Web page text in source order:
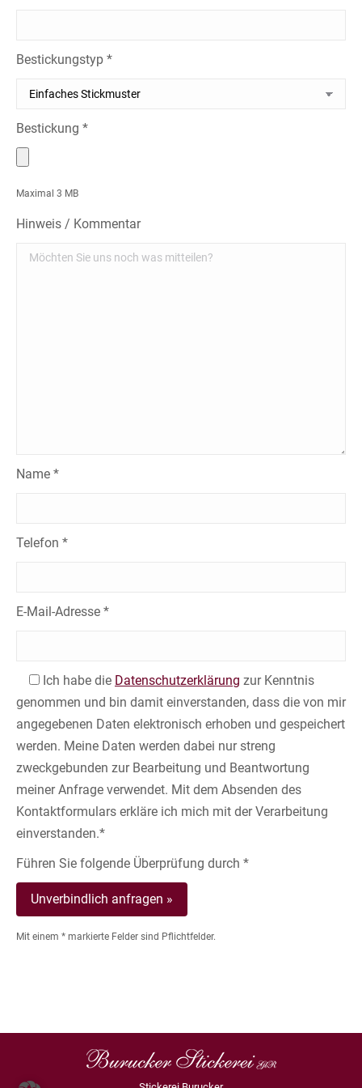
Bestickungstyp *
Bestickung *
Maximal 3 MB
Hinweis / Kommentar
Name *
Telefon *
E-Mail-Adresse *
Ich habe die Datenschutzerklärung zur Kenntnis
genommen und bin damit einverstanden, dass die von mir
angegebenen Daten elektronisch erhoben und gespeichert
werden. Meine Daten werden dabei nur streng
zweckgebunden zur Bearbeitung und Beantwortung
meiner Anfrage verwendet. Mit dem Absenden des
Kontaktformulars erkläre ich mich mit der Verarbeitung
einverstanden.*
Führen Sie folgende Überprüfung durch *
Mit einem * markierte Felder sind Pflichtfelder.